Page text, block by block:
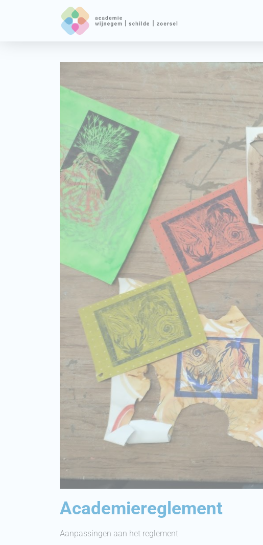
Academiereglement
Aanpassingen aan het reglement